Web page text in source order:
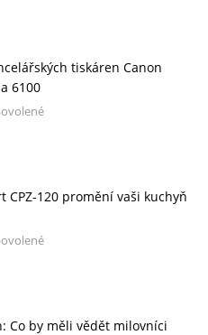
tiskáren Canon
6100
CPZ-120 promění vaši kuchyň
Co by měli vědět milovníci